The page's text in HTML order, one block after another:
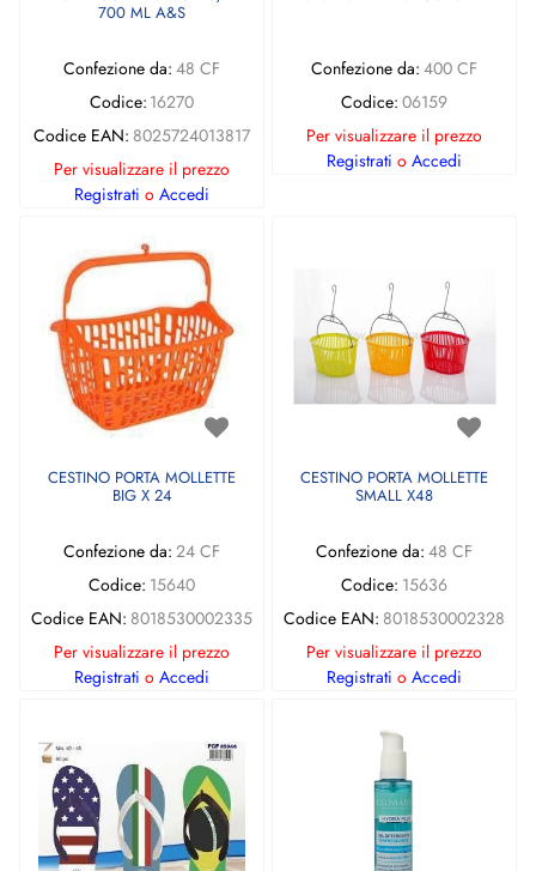
700 ML A&S
Confezione da: 48 CF
Codice: 16270
Codice EAN: 8025724013817
Per visualizzare il prezzo
Registrati o Accedi
Confezione da: 400 CF
Codice: 06159
Per visualizzare il prezzo
Registrati o Accedi
CESTINO PORTA MOLLETTE
BIG X 24
Confezione da: 24 CF
Codice: 15640
Codice EAN: 8018530002335
Per visualizzare il prezzo
Registrati o Accedi
CESTINO PORTA MOLLETTE
SMALL X48
Confezione da: 48 CF
Codice: 15636
Codice EAN: 8018530002328
Per visualizzare il prezzo
Registrati o Accedi